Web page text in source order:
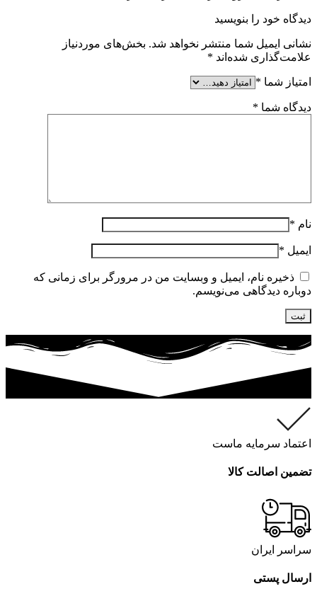
دیدگاه خود را بنویسید
نشانی ایمیل شما منتشر نخواهد شد. بخش‌های موردنیاز
علامت‌گذاری شده‌اند *
امتیاز شما *
دیدگاه شما *
نام *
ایمیل *
ذخیره نام، ایمیل و وبسایت من در مرورگر برای زمانی که
دوباره دیدگاهی می‌نویسم.
اعتماد سرمایه ماست
تضمین اصالت کالا
سراسر ایران
ارسال پستی